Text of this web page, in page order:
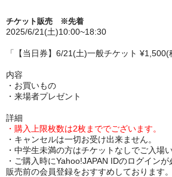
チケット販売 ※先着
2025/6/21(土)10:00~18:30
「【当日券】6/21(土)一般チケット ¥1,500(
内容
・お買いもの
・来場者プレゼント
詳細
・ 購入上限枚数は2枚まででございます。
・キャンセルは一切お受け出来ません。
・中学生未満の方はチケットなしでご入場
・ご購入時にYahoo!JAPAN IDのログインが
販売前の会員登録をおすすめしております。